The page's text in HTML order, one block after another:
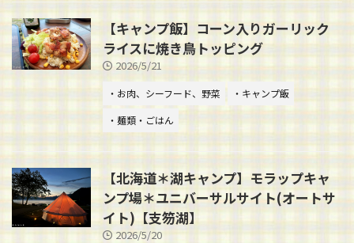
【キャンプ飯】コーン入りガーリック
ライスに焼き鳥トッピング
2026/5/21
・お肉、シーフード、野菜
・キャンプ飯
・麺類・ごはん
【北海道＊湖キャンプ】モラップキャ
ンプ場＊ユニバーサルサイト(オートサ
イト)【支笏湖】
2026/5/20